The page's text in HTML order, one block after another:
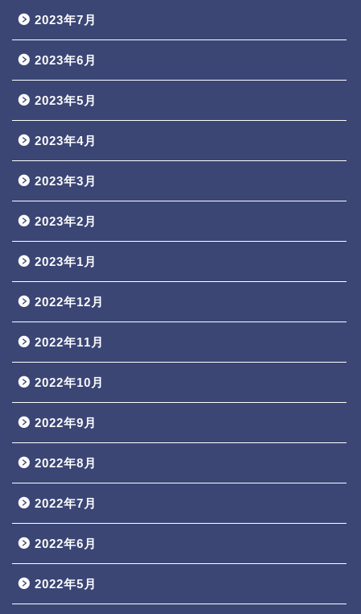
2023年7月
2023年6月
2023年5月
2023年4月
2023年3月
2023年2月
2023年1月
2022年12月
2022年11月
2022年10月
2022年9月
2022年8月
2022年7月
2022年6月
2022年5月